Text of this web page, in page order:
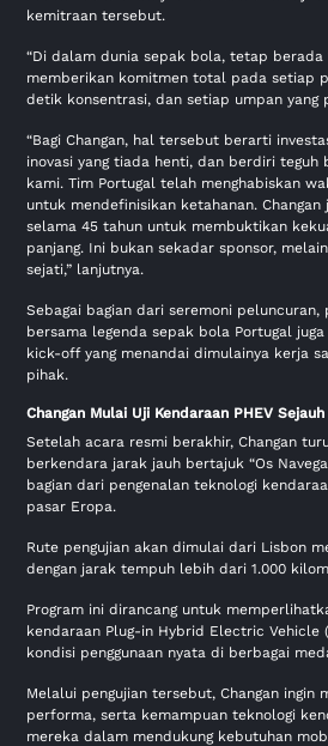
kemitraan tersebut.
“Di dalam dunia sepak bola, tetap berada
memberikan komitmen total pada setiap
detik konsentrasi, dan setiap umpan yang
“Bagi Changan, hal tersebut berarti
inovasi yang tiada henti, dan berdiri teguh
kami. Tim Portugal telah menghabiskan
untuk mendefinisikan ketahanan. Changan
selama 45 tahun untuk membuktikan
panjang. Ini bukan sekadar sponsor,
sejati,” lanjutnya.
Sebagai bagian dari seremoni peluncuran,
bersama legenda sepak bola Portugal
kick-off yang menandai dimulainya kerja
pihak.
Changan Mulai Uji Kendaraan PHEV
Setelah acara resmi berakhir, Changan
berkendara jarak jauh bertajuk “Os
bagian dari pengenalan teknologi
pasar Eropa.
Rute pengujian akan dimulai dari Lisbon
dengan jarak tempuh lebih dari 1.000
Program ini dirancang untuk
kendaraan Plug-in Hybrid Electric Vehicle
kondisi penggunaan nyata di berbagai
Melalui pengujian tersebut, Changan ingin
performa, serta kemampuan teknologi
mereka dalam mendukung kebutuhan